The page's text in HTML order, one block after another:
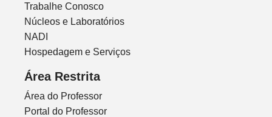
Trabalhe Conosco
Núcleos e Laboratórios
NADI
Hospedagem e Serviços
Área Restrita
Área do Professor
Portal do Professor